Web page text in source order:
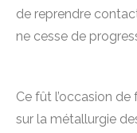
de reprendre
ne cesse de
Ce fût l’occasion
sur la métallurgie